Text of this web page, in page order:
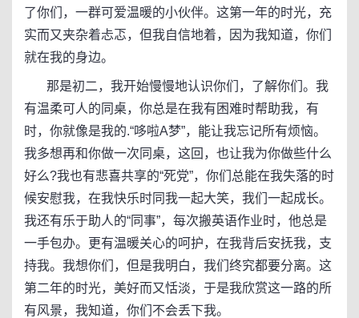
了你们，一群可爱温暖的小伙伴。这第一年的时光，充
实而又夹杂着忐忑，但我自信地着，因为我知道，你们
就在我的身边。
那是初二，我开始慢慢地认识你们，了解你们。我
有温柔可人的同桌，你总是在我有困难时帮助我，有
时，你就像是我的.“哆啦A梦”，能让我忘记所有烦恼。
我多想再和你做一次同桌，这回，也让我为你做些什么
好么?我也有悲喜共享的“死党”，你们总能在我失落的时
候安慰我，在我快乐时同我一起大笑，我们一起成长。
我还有乐于助人的“同事”，每次搬英语作业时，他总是
一手包办。更有温暖关心的呵护，在我背后安抚我，支
持我。我想你们，但是我明白，我们终究都要分离。这
第二年的时光，美好而又恬淡，于是我欣赏这一路的所
有风景，我知道，你们不会丢下我。